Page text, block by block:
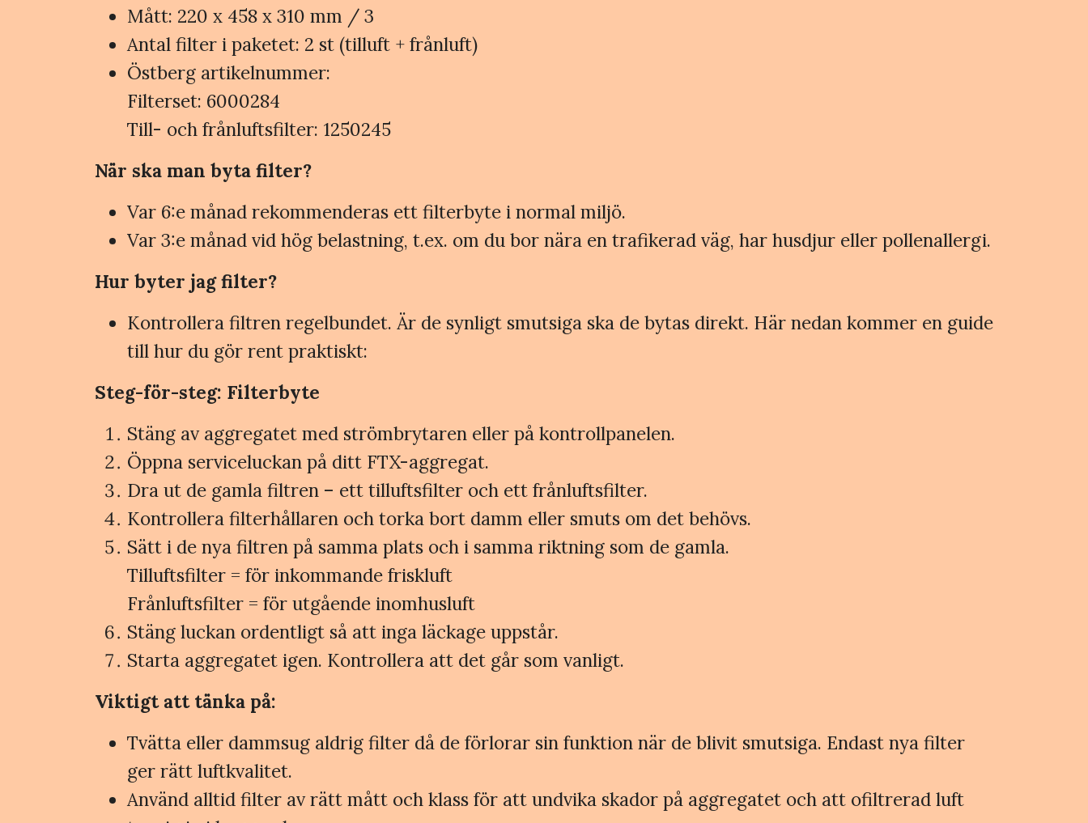
Mått: 220 x 458 x 310 mm / 3
Antal filter i paketet: 2 st (tilluft + frånluft)
Östberg artikelnummer:
Filterset: 6000284
Till- och frånluftsfilter: 1250245
När ska man byta filter?
Var 6:e månad rekommenderas ett filterbyte i normal miljö.
Var 3:e månad vid hög belastning, t.ex. om du bor nära en trafikerad väg, har husdjur eller pollenallergi.
Hur byter jag filter?
Kontrollera filtren regelbundet. Är de synligt smutsiga ska de bytas direkt. Här nedan kommer en guide
till hur du gör rent praktiskt:
Steg-för-steg: Filterbyte
Stäng av aggregatet med strömbrytaren eller på kontrollpanelen.
Öppna serviceluckan på ditt FTX-aggregat.
Dra ut de gamla filtren – ett tilluftsfilter och ett frånluftsfilter.
Kontrollera filterhållaren och torka bort damm eller smuts om det behövs.
Sätt i de nya filtren på samma plats och i samma riktning som de gamla.
Tilluftsfilter = för inkommande friskluft
Frånluftsfilter = för utgående inomhusluft
Stäng luckan ordentligt så att inga läckage uppstår.
Starta aggregatet igen. Kontrollera att det går som vanligt.
Viktigt att tänka på:
Tvätta eller dammsug aldrig filter då de förlorar sin funktion när de blivit smutsiga. Endast nya filter
ger rätt luftkvalitet.
Använd alltid filter av rätt mått och klass för att undvika skador på aggregatet och att ofiltrerad luft